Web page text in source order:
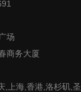
场
商务大厦
,上海,香港,洛杉矶,圣